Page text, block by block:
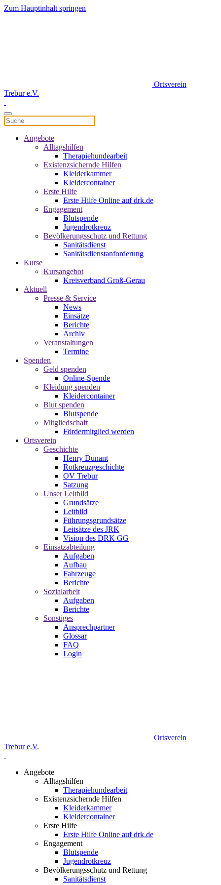
Zum Hauptinhalt springen
Ortsverein
Trebur e.V.
Angebote
Alltagshilfen
Therapiehundearbeit
Existenzsichernde Hilfen
Kleiderkammer
Kleidercontainer
Erste Hilfe
Erste Hilfe Online auf drk.de
Engagement
Blutspende
Jugendrotkreuz
Bevölkerungsschutz und Rettung
Sanitätsdienst
Sanitätsdienstanforderung
Kurse
Kursangebot
Kreisverband Groß-Gerau
Aktuell
Presse & Service
News
Einsätze
Berichte
Archiv
Veranstaltungen
Termine
Spenden
Geld spenden
Online-Spende
Kleidung spenden
Kleidercontainer
Blut spenden
Blutspende
Mitgliedschaft
Fördermitglied werden
Ortsverein
Geschichte
Henry Dunant
Rotkreuzgeschichte
OV Trebur
Satzung
Unser Leitbild
Grundsätze
Leitbild
Führungsgrundsätze
Leitsätze des JRK
Vision des DRK GG
Einsatzabteilung
Aufgaben
Aufbau
Fahrzeuge
Berichte
Sozialarbeit
Aufgaben
Berichte
Sonstiges
Ansprechpartner
Glossar
FAQ
Login
Ortsverein
Trebur e.V.
Angebote
Alltagshilfen
Therapiehundearbeit
Existenzsichernde Hilfen
Kleiderkammer
Kleidercontainer
Erste Hilfe
Erste Hilfe Online auf drk.de
Engagement
Blutspende
Jugendrotkreuz
Bevölkerungsschutz und Rettung
Sanitätsdienst